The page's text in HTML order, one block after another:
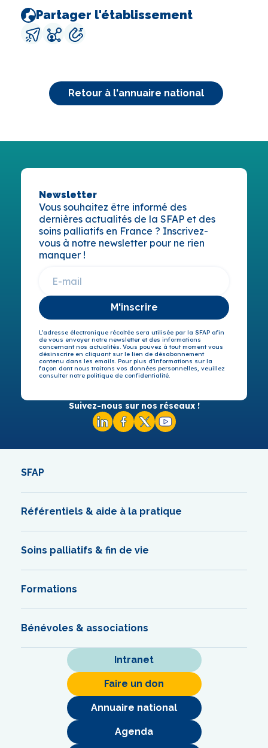
Partager l'établissement
Retour à l'annuaire national
Newsletter
Vous souhaitez être informé des
dernières actualités de la SFAP et des
soins palliatifs en France ? Inscrivez-
vous à notre newsletter pour ne rien
manquer !
M'inscrire
L’adresse électronique récoltée sera utilisée par la SFAP afin
de vous envoyer notre newsletter et des informations
concernant nos actualités. Vous pouvez à tout moment vous
désinscrire en cliquant sur le lien de désabonnement
contenu dans les emails. Pour plus d’informations sur la
façon dont nous traitons vos données personnelles, veuillez
consulter notre politique de confidentialité.
Suivez-nous sur nos réseaux !
SFAP
Référentiels & aide à la pratique
Soins palliatifs & fin de vie
Formations
Bénévoles & associations
Intranet
Faire un don
Annuaire national
Agenda